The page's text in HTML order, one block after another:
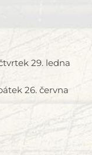
29. ledna
26. června